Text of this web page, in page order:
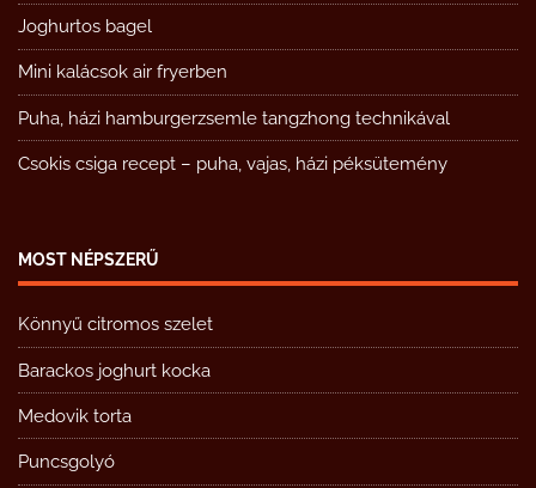
Joghurtos bagel
Mini kalácsok air fryerben
Puha, házi hamburgerzsemle tangzhong technikával
Csokis csiga recept – puha, vajas, házi péksütemény
MOST NÉPSZERŰ
Könnyű citromos szelet
Barackos joghurt kocka
Medovik torta
Puncsgolyó